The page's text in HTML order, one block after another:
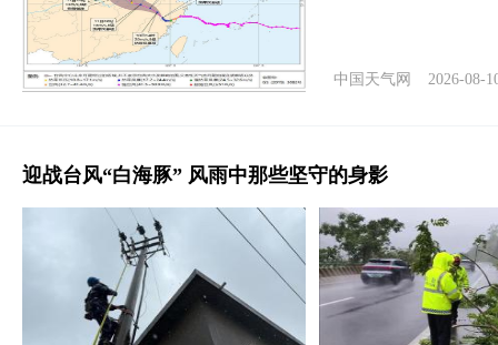
中国天气网 2026-08-
迎战台风“白海豚” 风雨中那些坚守的身影